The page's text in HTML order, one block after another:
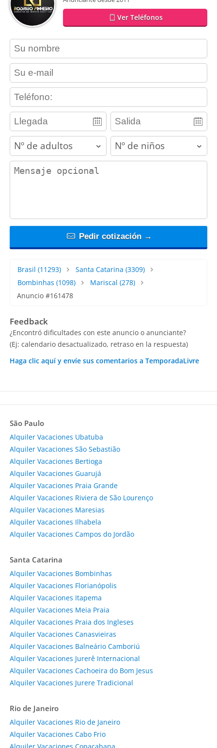
Ver Teléfonos
contact_name
contact_email
contact_phone
adults children
contact_message
Pedir cotización →
Brasil (11293) Santa Catarina (3309)
Bombinhas (1098) Mariscal (278)
Anuncio #161478
Feedback
¿Encontró dificultades con este anuncio o anunciante?
(Ej: calendario desactualizado, retraso en la respuesta)
Haga clic aquí y envíe sus comentarios a TemporadaLivre
São Paulo
Alquiler Vacaciones Ubatuba
Alquiler Vacaciones São Sebastião
Alquiler Vacaciones Bertioga
Alquiler Vacaciones Guarujá
Alquiler Vacaciones Praia Grande
Alquiler Vacaciones Riviera de São Lourenço
Alquiler Vacaciones Maresias
Alquiler Vacaciones Ilhabela
Alquiler Vacaciones Campos do Jordão
Santa Catarina
Alquiler Vacaciones Bombinhas
Alquiler Vacaciones Florianópolis
Alquiler Vacaciones Itapema
Alquiler Vacaciones Meia Praia
Alquiler Vacaciones Praia dos Ingleses
Alquiler Vacaciones Canasvieiras
Alquiler Vacaciones Balneário Camboriú
Alquiler Vacaciones Jurerê Internacional
Alquiler Vacaciones Cachoeira do Bom Jesus
Alquiler Vacaciones Jurere Tradicional
Rio de Janeiro
Alquiler Vacaciones Rio de Janeiro
Alquiler Vacaciones Cabo Frio